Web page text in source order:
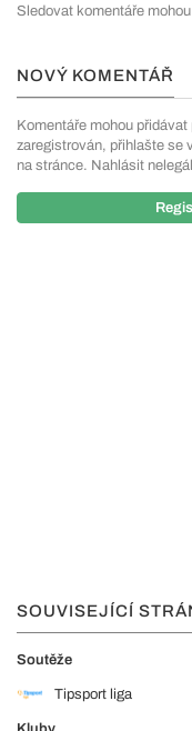
Sledovat komentáře
NOVÝ KOMENTÁŘ
Komentáře mohou
zaregistrován, přihlašte se
na stránce. Nahlásit
SOUVISEJÍCÍ
Soutěže
Tipsport liga